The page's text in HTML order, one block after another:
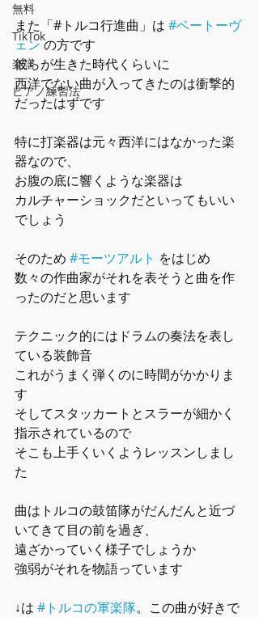
無料
TikTok
楽譜
ピアノ練習法
また「#トルコ行進曲」は #ベートーヴ
ェン の方です
彼らが生きた時代くらいに
西洋でない曲が入ってきたのは衝撃的
だったはずです
特に打楽器は元々西洋にはなかった楽
器なので、
お腹の底に響くような楽器は
カルチャーショックだといってもいい
でしょう
そのため #モーツアルト をはじめ
数々の作曲家がそれを表そうと曲を作
ったのだと思います
テクニック的にはドラムの奏法を表し
ている装飾音
これがうまく弾くのに時間がかかりま
す
そしてスタッカートとスラーが細かく
指示されているので
そこも上手くいくようレッスンしまし
た
曲はトルコの鼓笛隊がだんだんと近づ
いてきて目の前を過ぎ、
遠ざかっていく様子でしょうか
強弱がそれを物語っています
↓は #トルコの軍楽隊。この曲が好きで